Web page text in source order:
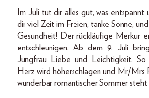
Im Juli tut dir alles gut, was entspannt
dir viel Zeit im Freien, tanke Sonne,
Gesundheit! Der rückläufige Merkur
entschleunigen. Ab dem 9. Juli
Jungfrau Liebe und Leichtigkeit. So
Herz wird höherschlagen und Mr/Mrs
wunderbar romantischer Sommer steht